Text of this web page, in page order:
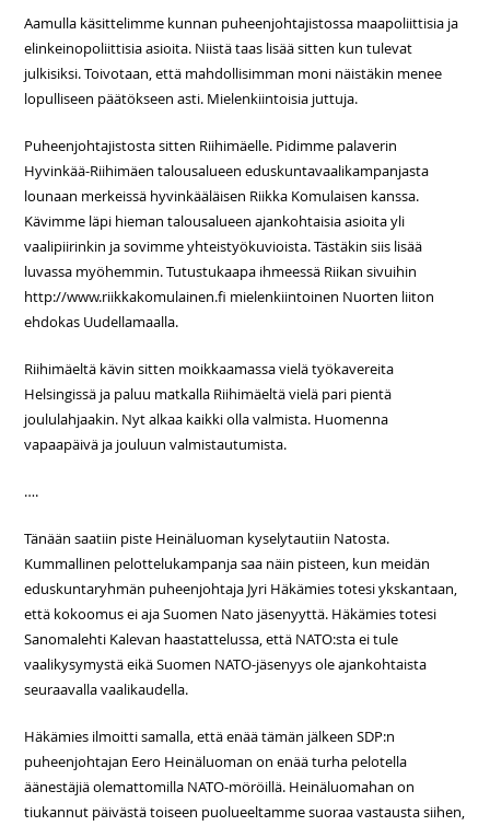
Aamulla käsittelimme kunnan puheenjohtajistossa maapoliittisia ja
elinkeinopoliittisia asioita. Niistä taas lisää sitten kun tulevat
julkisiksi. Toivotaan, että mahdollisimman moni näistäkin menee
lopulliseen päätökseen asti. Mielenkiintoisia juttuja.
Puheenjohtajistosta sitten Riihimäelle. Pidimme palaverin
Hyvinkää-Riihimäen talousalueen eduskuntavaalikampanjasta
lounaan merkeissä hyvinkääläisen Riikka Komulaisen kanssa.
Kävimme läpi hieman talousalueen ajankohtaisia asioita yli
vaalipiirinkin ja sovimme yhteistyökuvioista. Tästäkin siis lisää
luvassa myöhemmin. Tutustukaapa ihmeessä Riikan sivuihin
http://www.riikkakomulainen.fi mielenkiintoinen Nuorten liiton
ehdokas Uudellamaalla.
Riihimäeltä kävin sitten moikkaamassa vielä työkavereita
Helsingissä ja paluu matkalla Riihimäeltä vielä pari pientä
joululahjaakin. Nyt alkaa kaikki olla valmista. Huomenna
vapaapäivä ja jouluun valmistautumista.
….
Tänään saatiin piste Heinäluoman kyselytautiin Natosta.
Kummallinen pelottelukampanja saa näin pisteen, kun meidän
eduskuntaryhmän puheenjohtaja Jyri Häkämies totesi ykskantaan,
että kokoomus ei aja Suomen Nato jäsenyyttä. Häkämies totesi
Sanomalehti Kalevan haastattelussa, että NATO:sta ei tule
vaalikysymystä eikä Suomen NATO-jäsenyys ole ajankohtaista
seuraavalla vaalikaudella.
Häkämies ilmoitti samalla, että enää tämän jälkeen SDP:n
puheenjohtajan Eero Heinäluoman on enää turha pelotella
äänestäjiä olemattomilla NATO-möröillä. Heinäluomahan on
tiukannut päivästä toiseen puolueeltamme suoraa vastausta siihen,